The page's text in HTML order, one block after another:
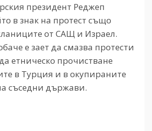
президент Реджеп
в знак на протест също
от САЩ и Израел.
е зает да смазва протести
етническо прочистване
в Турция и в окупираните
съседни държави.